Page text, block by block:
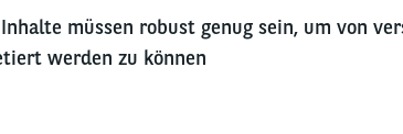
müssen robust genug sein, um von
werden zu können